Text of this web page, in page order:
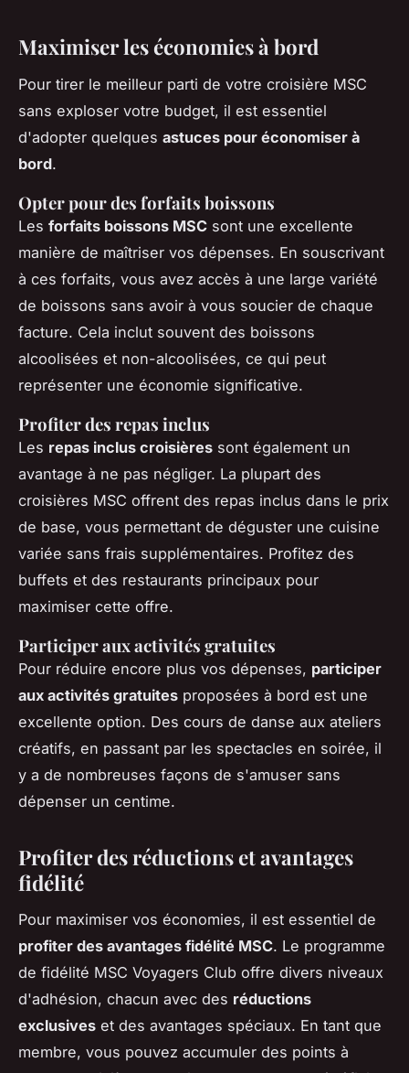
Maximiser les économies à bord
Pour tirer le meilleur parti de votre croisière MSC
sans exploser votre budget, il est essentiel
d'adopter quelques astuces pour économiser à
bord.
Opter pour des forfaits boissons
Les forfaits boissons MSC sont une excellente
manière de maîtriser vos dépenses. En souscrivant
à ces forfaits, vous avez accès à une large variété
de boissons sans avoir à vous soucier de chaque
facture. Cela inclut souvent des boissons
alcoolisées et non-alcoolisées, ce qui peut
représenter une économie significative.
Profiter des repas inclus
Les repas inclus croisières sont également un
avantage à ne pas négliger. La plupart des
croisières MSC offrent des repas inclus dans le prix
de base, vous permettant de déguster une cuisine
variée sans frais supplémentaires. Profitez des
buffets et des restaurants principaux pour
maximiser cette offre.
Participer aux activités gratuites
Pour réduire encore plus vos dépenses, participer
aux activités gratuites proposées à bord est une
excellente option. Des cours de danse aux ateliers
créatifs, en passant par les spectacles en soirée, il
y a de nombreuses façons de s'amuser sans
dépenser un centime.
Profiter des réductions et avantages
fidélité
Pour maximiser vos économies, il est essentiel de
profiter des avantages fidélité MSC. Le programme
de fidélité MSC Voyagers Club offre divers niveaux
d'adhésion, chacun avec des réductions
exclusives et des avantages spéciaux. En tant que
membre, vous pouvez accumuler des points à